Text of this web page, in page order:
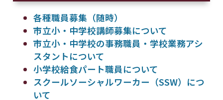
各種職員募集（随時）
市立小・中学校講師募集について
市立小・中学校の事務職員・学校業務アシ
スタントについて
小学校給食パート職員について
スクールソーシャルワーカー（SSW）につ
いて